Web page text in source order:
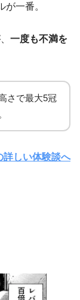
一番。
一度も不満を
さで最大5冠
詳しい体験談へ